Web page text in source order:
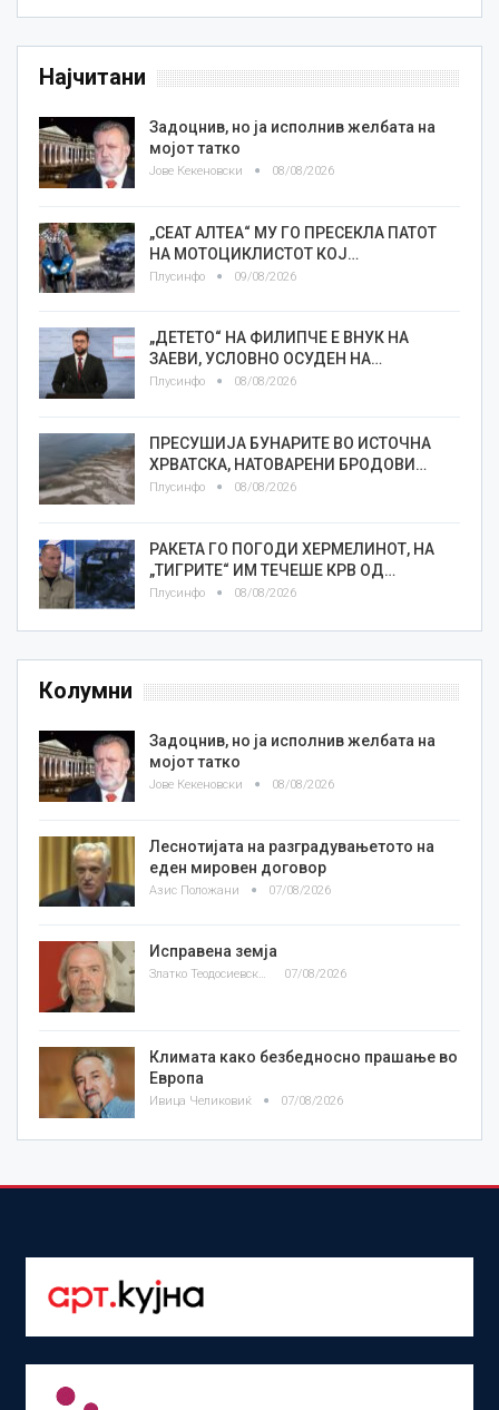
Најчитани
Задоцнив, но ја исполнив желбата на
мојот татко
Јове Кекеновски 08/08/2026
„СЕАТ АЛТЕА“ МУ ГО ПРЕСЕКЛА ПАТОТ
НА МОТОЦИКЛИСТОТ КОЈ…
Плусинфо 09/08/2026
„ДЕТЕТО“ НА ФИЛИПЧЕ Е ВНУК НА
ЗАЕВИ, УСЛОВНО ОСУДЕН НА…
Плусинфо 08/08/2026
ПРЕСУШИЈА БУНАРИТЕ ВО ИСТОЧНА
ХРВАТСКА, НАТОВАРЕНИ БРОДОВИ…
Плусинфо 08/08/2026
РАКЕТА ГО ПОГОДИ ХЕРМЕЛИНОТ, НА
„ТИГРИТЕ“ ИМ ТЕЧЕШЕ КРВ ОД…
Плусинфо 08/08/2026
Колумни
Задоцнив, но ја исполнив желбата на
мојот татко
Јове Кекеновски 08/08/2026
Леснотијата на разградувањетото на
еден мировен договор
Азис Положани 07/08/2026
Исправена земја
Златко Теодосиевски 07/08/2026
Климата како безбедносно прашање во
Европа
Ивица Челиковиќ 07/08/2026